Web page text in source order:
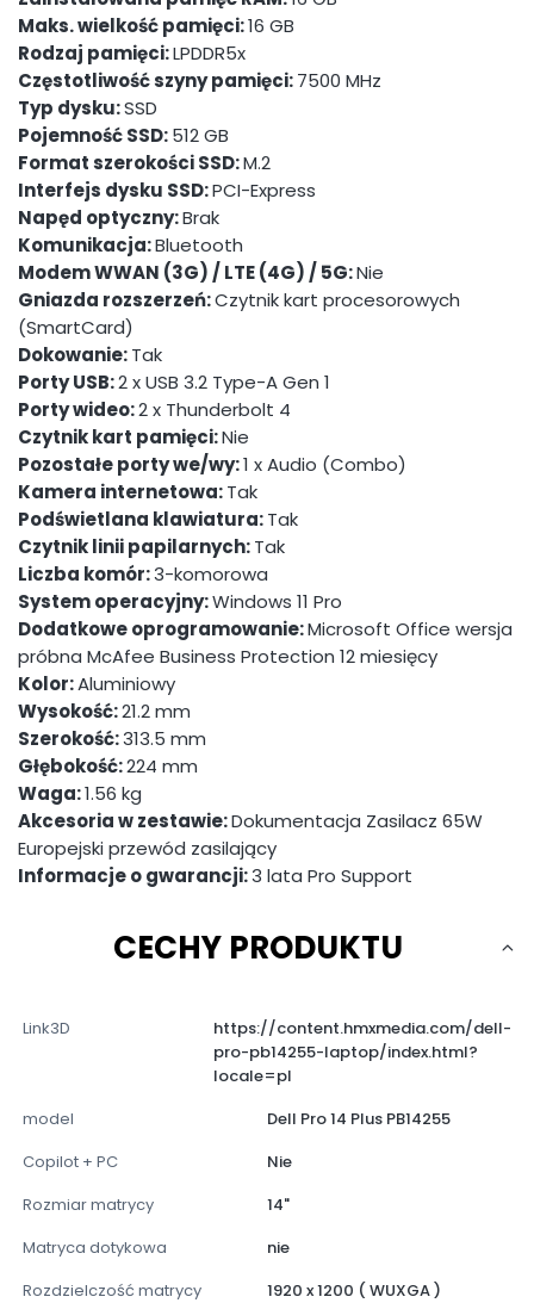
Maks. wielkość pamięci:16 GB
Rodzaj pamięci:LPDDR5x
Częstotliwość szyny pamięci:7500 MHz
Typ dysku:SSD
Pojemność SSD:512 GB
Format szerokości SSD:M.2
Interfejs dysku SSD:PCI-Express
Napęd optyczny:Brak
Komunikacja:Bluetooth
Modem WWAN (3G) / LTE (4G) / 5G:Nie
Gniazda rozszerzeń:Czytnik kart procesorowych
(SmartCard)
Dokowanie:Tak
Porty USB:2 x USB 3.2 Type-A Gen 1
Porty wideo:2 x Thunderbolt 4
Czytnik kart pamięci:Nie
Pozostałe porty we/wy:1 x Audio (Combo)
Kamera internetowa:Tak
Podświetlana klawiatura:Tak
Czytnik linii papilarnych:Tak
Liczba komór:3-komorowa
System operacyjny:Windows 11 Pro
Dodatkowe oprogramowanie:Microsoft Office wersja
próbna McAfee Business Protection 12 miesięcy
Kolor:Aluminiowy
Wysokość:21.2 mm
Szerokość:313.5 mm
Głębokość:224 mm
Waga:1.56 kg
Akcesoria w zestawie:Dokumentacja Zasilacz 65W
Europejski przewód zasilający
Informacje o gwarancji:3 lata Pro Support
CECHY PRODUKTU
Link3D
https://content.hmxmedia.com/dell-
pro-pb14255-laptop/index.html?
locale=pl
model
Dell Pro 14 Plus PB14255
Copilot + PC
Nie
Rozmiar matrycy
14"
Matryca dotykowa
nie
Rozdzielczość matrycy
1920 x 1200 ( WUXGA )